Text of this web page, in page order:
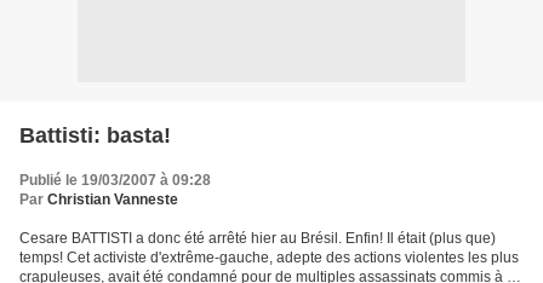
Battisti: basta!
Publié le 19/03/2007 à 09:28
Par Christian Vanneste
Cesare BATTISTI a donc été arrêté hier au Brésil. Enfin! Il était (plus que)
temps! Cet activiste d'extrême-gauche, adepte des actions violentes les plus
crapuleuses, avait été condamné pour de multiples assassinats commis à la